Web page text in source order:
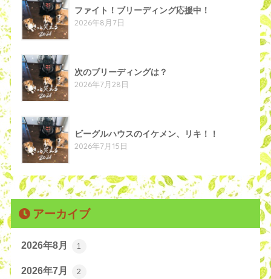
ファイト！ブリーディング応援中！
2026年8月7日
次のブリーディングは？
2026年7月28日
ビーグルハウスのイケメン、リキ！！
2026年7月15日
アーカイブ
2026年8月 1
2026年7月 2